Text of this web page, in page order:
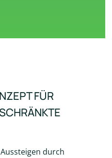
FÜR
durch